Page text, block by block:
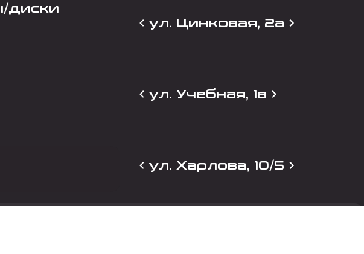
диски
ул. Цинковая, 2а
ул. Учебная, 1в
ул. Харлова, 10/5